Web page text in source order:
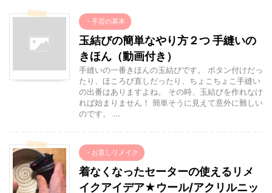
・手芸の基本
玉結びの簡単なやり方２つ 手縫いの
きほん（動画付き）
手縫いの一番きほんの玉結びです。 ボタン付けだっ
たり、ほころび直しだったり、ちょこちょこ手縫い
の出番はありますよね。 その時、玉結びを作れなけ
れば始まりません！ 簡単そうに見えて意外に難しい
のです。 ...
・お直しリメイク
着なくなったセーターの使えるリメ
イクアイデア★ウール/アクリルニッ